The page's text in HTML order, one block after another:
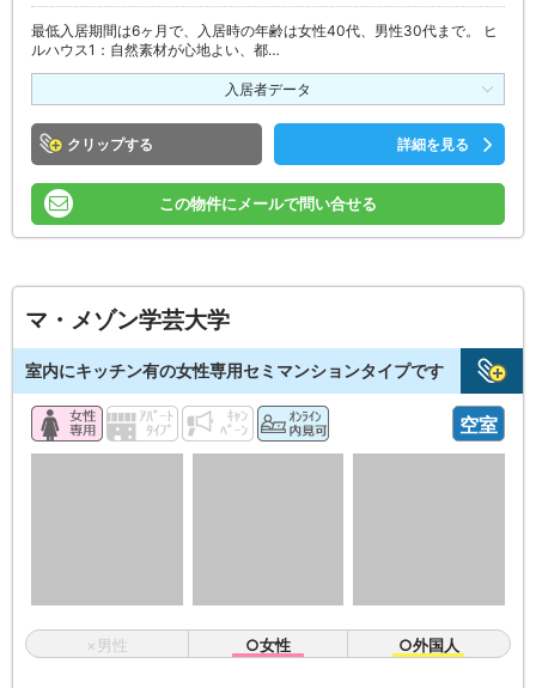
最低入居期間は6ヶ月で、入居時の年齢は女性40代、男性30代まで。 ヒ
ルハウス1：自然素材が心地よい、都…
入居者データ
クリップ 詳細を見る
この物件にメールで問い合せる
マ・メゾン学芸大学
室内にキッチン有の女性専用セミマンションタイプです
空室
×男性 ○女性 ○外国人